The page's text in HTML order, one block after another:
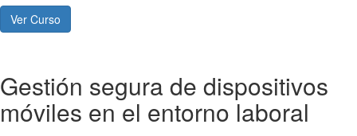
Ver Curso
Gestión segura de dispositivos
móviles en el entorno laboral